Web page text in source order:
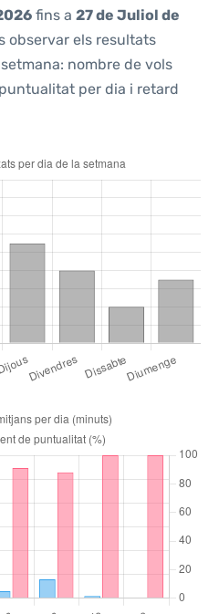
fins a 27 de Juliol de
observar els resultats
nombre de vols
per dia i retard